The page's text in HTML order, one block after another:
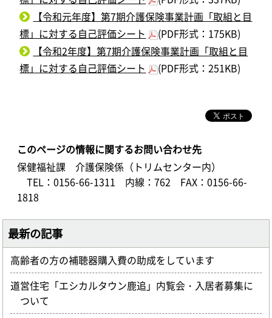
【令和元年度】第7期介護保険事業計画「取組と目
標」に対する自己評価シート
(PDF形式：175KB)
【令和2年度】第7期介護保険事業計画「取組と目
標」に対する自己評価シート
(PDF形式：251KB)
このページの情報に関するお問い合わせ先
保健福祉課 介護保険係（トリムセンター内）
TEL：0156-66-1311
内線：762
FAX：0156-66-
1818
最新の記事
高齢者の方の補聴器購入費の助成をしています
道営住宅「エシカルタウン鹿追」内覧会・入居者募集に
ついて